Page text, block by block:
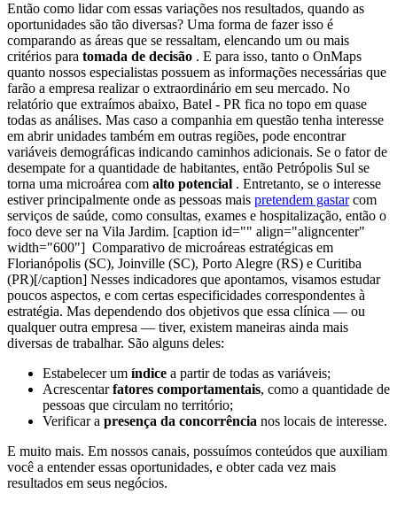
Então como lidar com essas variações nos resultados, quando as
oportunidades são tão diversas? Uma forma de fazer isso é
comparando as áreas que se ressaltam, elencando um ou mais
critérios para tomada de decisão . E para isso, tanto o OnMaps
quanto nossos especialistas possuem as informações necessárias que
farão a empresa realizar o extraordinário em seu mercado. No
relatório que extraímos abaixo, Batel - PR fica no topo em quase
todas as análises. Mas caso a companhia em questão tenha interesse
em abrir unidades também em outras regiões, pode encontrar
variáveis demográficas indicando caminhos adicionais. Se o fator de
desempate for a quantidade de habitantes, então Petrópolis Sul se
torna uma microárea com alto potencial . Entretanto, se o interesse
estiver principalmente onde as pessoas mais pretendem gastar com
serviços de saúde, como consultas, exames e hospitalização, então o
foco deve ser na Vila Jardim. [caption id="" align="aligncenter"
width="600"] Comparativo de microáreas estratégicas em
Florianópolis (SC), Joinville (SC), Porto Alegre (RS) e Curitiba
(PR)[/caption] Nesses indicadores que apontamos, visamos estudar
poucos aspectos, e com certas especificidades correspondentes à
estratégia. Mas dependendo dos objetivos que essa clínica — ou
qualquer outra empresa — tiver, existem maneiras ainda mais
diversas de trabalhar. São alguns deles:
Estabelecer um índice a partir de todas as variáveis;
Acrescentarfatores comportamentais, como a quantidade de
pessoas que circulam no território;
Verificar a presença da concorrência nos locais de interesse.
E muito mais. Em nossos canais, possuímos conteúdos que auxiliam
você a entender essas oportunidades, e obter cada vez mais
resultados em seus negócios.